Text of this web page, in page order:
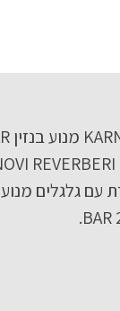
גלגלים מנוע 13 כ"ס.